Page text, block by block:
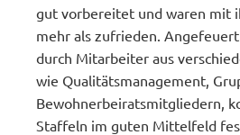
gut vorbereitet und waren mit
mehr als zufrieden.
durch Mitarbeiter aus
wie Qualitätsmanagement,
Bewohnerbeiratsmitgliedern,
Staffeln im guten Mittelfeld